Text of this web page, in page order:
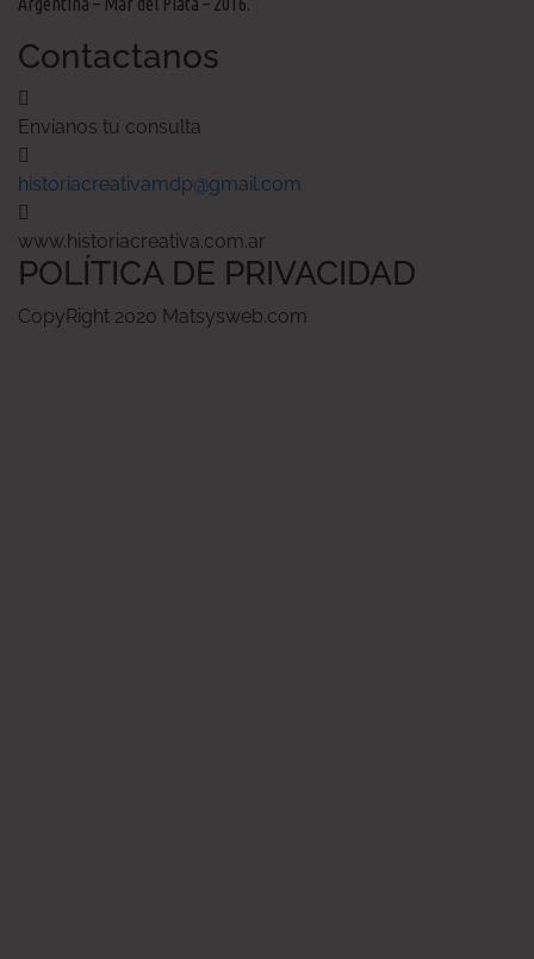
Contactanos
Envianos tu consulta
historiacreativamdp@gmail.com
www.historiacreativa.com.ar
POLÍTICA DE PRIVACIDAD
CopyRight 2020 Matsysweb.com